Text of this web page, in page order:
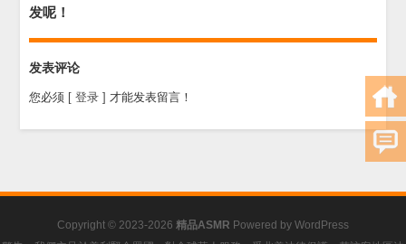
发呢！
发表评论
您必须 [ 登录 ] 才能发表留言！
Copyright © 2023-2026 精品ASMR Powered by WordPress